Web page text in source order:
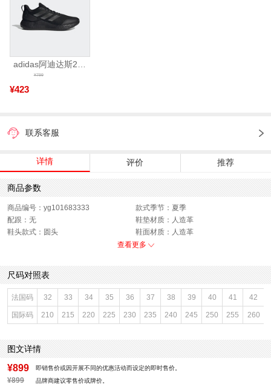
¥423
¥799
联系客服
详情 评价 推荐
商品参数
商品编号：yg101683333
款式季节：夏季
配跟：无
鞋垫材质：人造革
鞋头款式：圆头
鞋面材质：人造革
参考鞋长(女)：24.5CM
鞋跟形状：平跟
性别：女子
皮质特征：人造革
上市时间：2026年春季
鞋底材质：橡胶底
参考鞋宽(女)：10CM
里料材质：人造革
防水台高度：无
色系：米色
鞋类流行款式：勃肯鞋
闭合方式：套脚
前掌高度：无
查看更多
尺码对照表
法国码 32 33 34 35 36 37 38 39 40 41 42
国际码 210 215 220 225 230 235 240 245 250 255 260
图文详情
¥899 即销售价或因开展不同的优惠活动而设定的即时售价。
¥899 品牌商建议零售价或牌价。